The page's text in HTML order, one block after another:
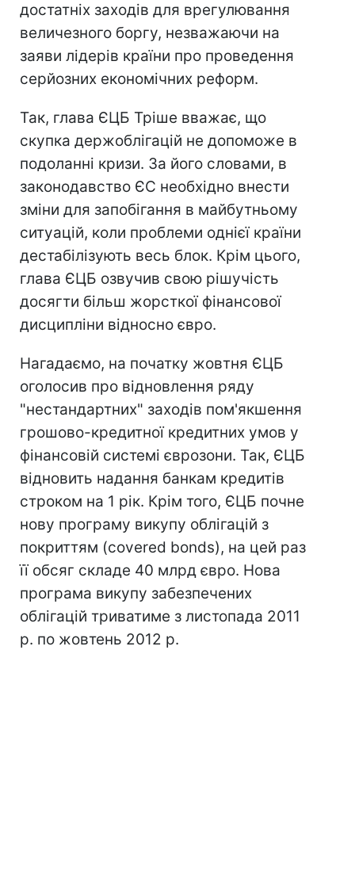
достатніх заходів для врегулювання
величезного боргу, незважаючи на
заяви лідерів країни про проведення
серйозних економічних реформ.
Так, глава ЄЦБ Тріше вважає, що
скупка держоблігацій не допоможе в
подоланні кризи. За його словами, в
законодавство ЄС необхідно внести
зміни для запобігання в майбутньому
ситуацій, коли проблеми однієї країни
дестабілізують весь блок. Крім цього,
глава ЄЦБ озвучив свою рішучість
досягти більш жорсткої фінансової
дисципліни відносно євро.
Нагадаємо, на початку жовтня ЄЦБ
оголосив про відновлення ряду
"нестандартних" заходів пом'якшення
грошово-кредитної кредитних умов у
фінансовій системі єврозони. Так, ЄЦБ
відновить надання банкам кредитів
строком на 1 рік. Крім того, ЄЦБ почне
нову програму викупу облігацій з
покриттям (covered bonds), на цей раз
її обсяг складе 40 млрд євро. Нова
програма викупу забезпечених
облігацій триватиме з листопада 2011
р. по жовтень 2012 р.